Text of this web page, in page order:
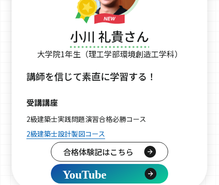
小川 礼貴さん
大学院1年生（理工学部環境創造工学科）
講師を信じて素直に学習する！
受講講座
2級建築士実践問題演習合格必勝コース
2級建築士設計製図コース
合格体験記はこちら
YouTube